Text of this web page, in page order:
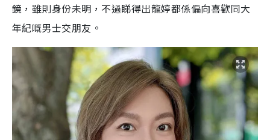
T
e
鏡，雖則身份未明，不過睇得出龍婷都係偏向喜歡同大
年紀嘅男士交朋友。